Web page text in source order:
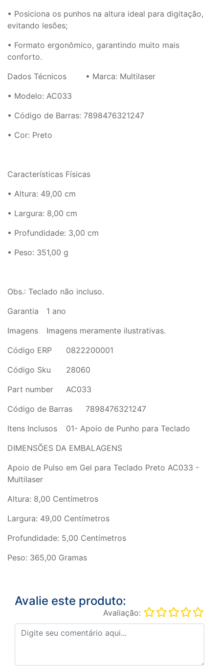
• Posiciona os punhos na altura ideal para digitação,
evitando lesões;
• Formato ergonômico, garantindo muito mais
conforto.
Dados Técnicos
• Marca: Multilaser
• Modelo: AC033
• Código de Barras: 7898476321247
• Cor: Preto
Características Físicas
• Altura: 49,00 cm
• Largura: 8,00 cm
• Profundidade: 3,00 cm
• Peso: 351,00 g
Obs.: Teclado não incluso.
Garantia
1 ano
Imagens
Imagens meramente ilustrativas.
Código ERP
0822200001
Código Sku
28060
Part number
AC033
Código de Barras
7898476321247
Itens Inclusos
01- Apoio de Punho para Teclado
DIMENSÕES DA EMBALAGENS
Apoio de Pulso em Gel para Teclado Preto AC033 -
Multilaser
Altura: 8,00 Centímetros
Largura: 49,00 Centímetros
Profundidade: 5,00 Centímetros
Peso: 365,00 Gramas
Avalie este produto:
Avaliação: